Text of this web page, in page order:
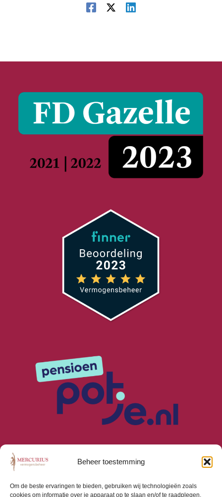
Beheer toestemming
Om de beste ervaringen te bieden, gebruiken wij technologieën zoals
cookies om informatie over je apparaat op te slaan en/of te raadplegen.